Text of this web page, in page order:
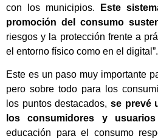
con los municipios.
Este
promoción del consumo
riesgos y la protección frente a
el entorno físico como en el digital”.
Este es un paso muy importante
pero sobre todo para los
los puntos destacados, se prevé
los consumidores y
educación para el consumo